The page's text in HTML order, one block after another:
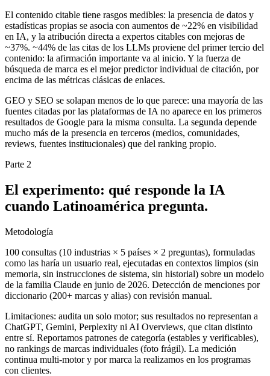
El contenido citable tiene rasgos medibles: la presencia de datos y
estadísticas propias se asocia con aumentos de ~22% en visibilidad
en IA, y la atribución directa a expertos citables con mejoras de
~37%. ~44% de las citas de los LLMs proviene del primer tercio del
contenido: la afirmación importante va al inicio. Y la fuerza de
búsqueda de marca es el mejor predictor individual de citación, por
encima de las métricas clásicas de enlaces.
GEO y SEO se solapan menos de lo que parece: una mayoría de las
fuentes citadas por las plataformas de IA no aparece en los primeros
resultados de Google para la misma consulta. La segunda depende
mucho más de la presencia en terceros (medios, comunidades,
reviews, fuentes institucionales) que del ranking propio.
Parte 2
El experimento: qué responde la IA
cuando Latinoamérica pregunta.
Metodología
100 consultas (10 industrias × 5 países × 2 preguntas), formuladas
como las haría un usuario real, ejecutadas en contextos limpios (sin
memoria, sin instrucciones de sistema, sin historial) sobre un modelo
de la familia Claude en junio de 2026. Detección de menciones por
diccionario (200+ marcas y alias) con revisión manual.
Limitaciones: audita un solo motor; sus resultados no representan a
ChatGPT, Gemini, Perplexity ni AI Overviews, que citan distinto
entre sí. Reportamos patrones de categoría (estables y verificables),
no rankings de marcas individuales (foto frágil). La medición
continua multi-motor y por marca la realizamos en los programas
con clientes.